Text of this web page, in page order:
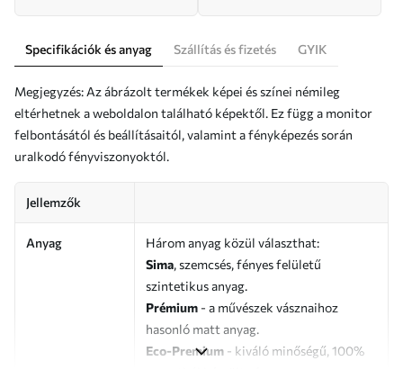
Specifikációk és anyag Szállítás és fizetés GYIK
Megjegyzés: Az ábrázolt termékek képei és színei némileg
eltérhetnek a weboldalon található képektől. Ez függ a monitor
felbontásától és beállításaitól, valamint a fényképezés során
uralkodó fényviszonyoktól.
Jellemzők
Anyag
Három anyag közül választhat:
Sima, szemcsés, fényes felületű
szintetikus anyag.
Prémium - a művészek vásznaihoz
hasonló matt anyag.
Eco-Premium - kiváló minőségű, 100%